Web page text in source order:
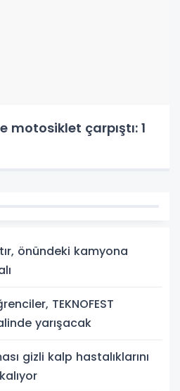
çarpıştı: 1
önündeki kamyona
TEKNOFEST
yarışacak
gizli kalp hastalıklarını